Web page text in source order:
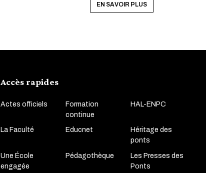
EN SAVOIR PLUS
Accès rapides
Actes officiels
Formation
continue
HAL-ENPC
La Faculté Educnet
Héritage des
ponts
Une École
engagée
Pédagothèque
Les Presses des
Ponts